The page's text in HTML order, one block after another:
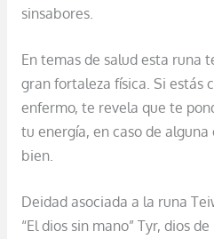
sinsabores.
En temas de salud esta runa
gran fortaleza física. Si estás
enfermo, te revela que te
tu energía, en caso de
bien.
Deidad asociada a la runa
“El dios sin mano” Tyr, dios